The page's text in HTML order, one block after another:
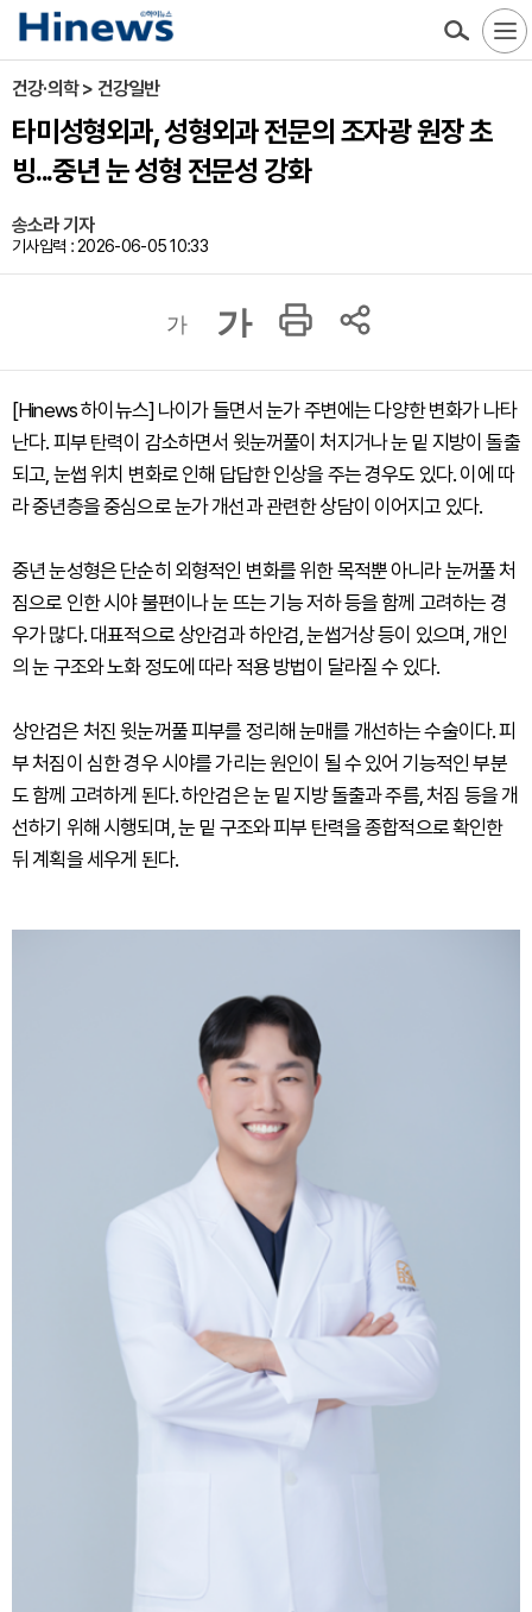
건강·의학 > 건강일반
타미성형외과, 성형외과 전문의 조자광 원장 초
빙...중년 눈 성형 전문성 강화
송소라 기자
기사입력 : 2026-06-05 10:33
가 가
[Hinews 하이뉴스] 나이가 들면서 눈가 주변에는 다양한 변화가 나타
난다. 피부 탄력이 감소하면서 윗눈꺼풀이 처지거나 눈 밑 지방이 돌출
되고, 눈썹 위치 변화로 인해 답답한 인상을 주는 경우도 있다. 이에 따
라 중년층을 중심으로 눈가 개선과 관련한 상담이 이어지고 있다.
중년 눈성형은 단순히 외형적인 변화를 위한 목적뿐 아니라 눈꺼풀 처
짐으로 인한 시야 불편이나 눈 뜨는 기능 저하 등을 함께 고려하는 경
우가 많다. 대표적으로 상안검과 하안검, 눈썹거상 등이 있으며, 개인
의 눈 구조와 노화 정도에 따라 적용 방법이 달라질 수 있다.
상안검은 처진 윗눈꺼풀 피부를 정리해 눈매를 개선하는 수술이다. 피
부 처짐이 심한 경우 시야를 가리는 원인이 될 수 있어 기능적인 부분
도 함께 고려하게 된다. 하안검은 눈 밑 지방 돌출과 주름, 처짐 등을 개
선하기 위해 시행되며, 눈 밑 구조와 피부 탄력을 종합적으로 확인한
뒤 계획을 세우게 된다.